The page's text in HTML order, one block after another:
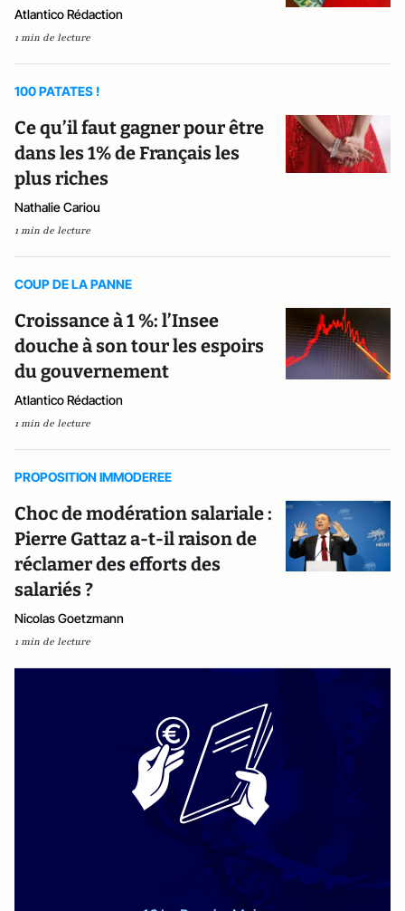
Atlantico Rédaction
1 min de lecture
100 PATATES !
Ce qu’il faut gagner pour être
dans les 1% de Français les
plus riches
Nathalie Cariou
1 min de lecture
COUP DE LA PANNE
Croissance à 1 %: l’Insee
douche à son tour les espoirs
du gouvernement
Atlantico Rédaction
1 min de lecture
PROPOSITION IMMODEREE
Choc de modération salariale :
Pierre Gattaz a-t-il raison de
réclamer des efforts des
salariés ?
Nicolas Goetzmann
1 min de lecture